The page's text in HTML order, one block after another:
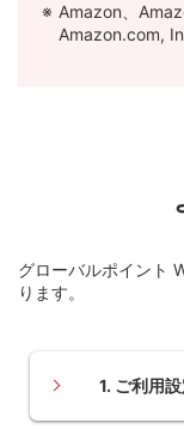
Amazon、
Amazon.com,
グローバルポイント
ります。
1. ご利用